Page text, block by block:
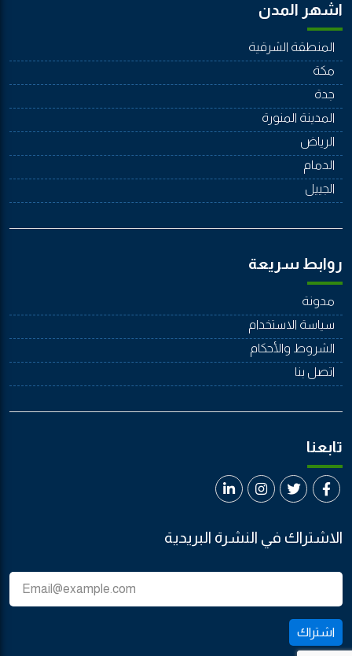
اشهر المدن
المنطقة الشرقية
مكة
جدة
المدينة المنورة
الرياض
الدمام
الجييل
روابط سريعة
مدونة
سياسة الاستخدام
الشروط والأحكام
اتصل بنا
تابعنا
الاشتراك في النشرة البريدية
اشتراك